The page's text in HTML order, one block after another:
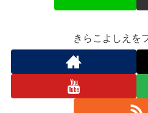
きらこよしえを